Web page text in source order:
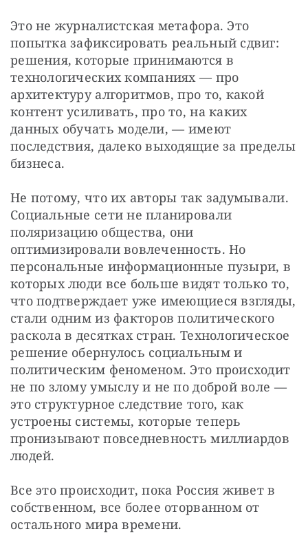
Это не журналистская метафора. Это
попытка зафиксировать реальный сдвиг:
решения, которые принимаются в
технологических компаниях — про
архитектуру алгоритмов, про то, какой
контент усиливать, про то, на каких
данных обучать модели, — имеют
последствия, далеко выходящие за пределы
бизнеса.
Не потому, что их авторы так задумывали.
Социальные сети не планировали
поляризацию общества, они
оптимизировали вовлеченность. Но
персональные информационные пузыри, в
которых люди все больше видят только то,
что подтверждает уже имеющиеся взгляды,
стали одним из факторов политического
раскола в десятках стран. Технологическое
решение обернулось социальным и
политическим феноменом. Это происходит
не по злому умыслу и не по доброй воле —
это структурное следствие того, как
устроены системы, которые теперь
пронизывают повседневность миллиардов
людей.
Все это происходит, пока Россия живет в
собственном, все более оторванном от
остального мира времени.